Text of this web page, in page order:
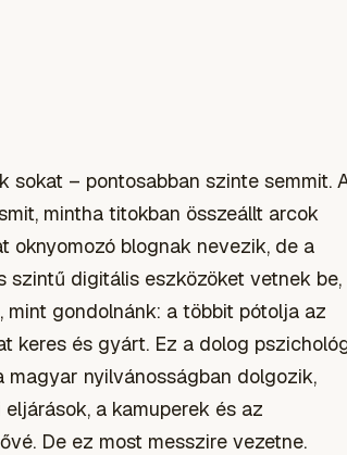
– pontosabban szinte semmit.
mintha titokban összeállt arcok
oknyomozó blognak nevezik, de a
szintű digitális eszközöket vetnek be,
mint gondolnánk: a többit pótolja az
keres és gyárt. Ez a dolog
magyar nyilvánosságban dolgozik,
a kamuperek és az
De ez most messzire vezetne.